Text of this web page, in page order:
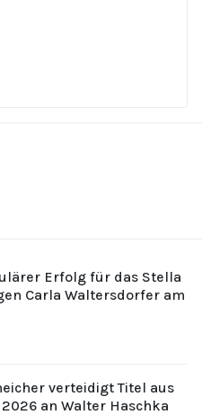
Erfolg für das Stella
Carla Waltersdorfer am
verteidigt Titel aus
an Walter Haschka